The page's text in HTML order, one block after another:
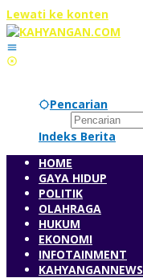
Lewati ke konten
Pencarian
Indeks Berita
HOME
GAYA HIDUP
POLITIK
OLAHRAGA
HUKUM
EKONOMI
INFOTAINMENT
KAHYANGANNEWS